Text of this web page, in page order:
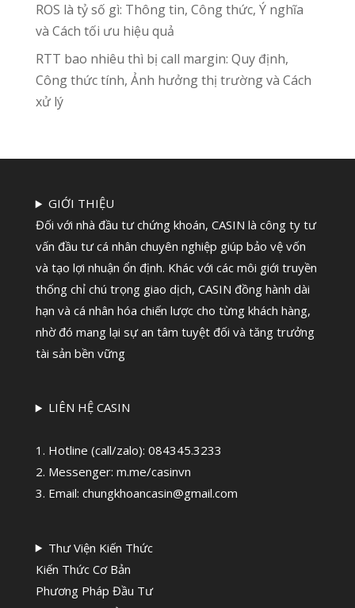
ROS là tỷ số gì: Thông tin, Công thức, Ý nghĩa
và Cách tối ưu hiệu quả
RTT bao nhiêu thì bị call margin: Quy định,
Công thức tính, Ảnh hưởng thị trường và Cách
xử lý
GIỚI THIỆU
Đối với nhà đầu tư chứng khoán, CASIN là công ty tư
vấn đầu tư cá nhân chuyên nghiệp giúp bảo vệ vốn
và tạo lợi nhuận ổn định. Khác với các môi giới truyền
thống chỉ chú trọng giao dịch, CASIN đồng hành dài
hạn và cá nhân hóa chiến lược cho từng khách hàng,
nhờ đó mang lại sự an tâm tuyệt đối và tăng trưởng
tài sản bền vững
LIÊN HỆ CASIN
1. Hotline (call/zalo): 084345.3233
2. Messenger: m.me/casinvn
3. Email: chungkhoancasin@gmail.com
Thư Viện Kiến Thức
Kiến Thức Cơ Bản
Phương Pháp Đầu Tư